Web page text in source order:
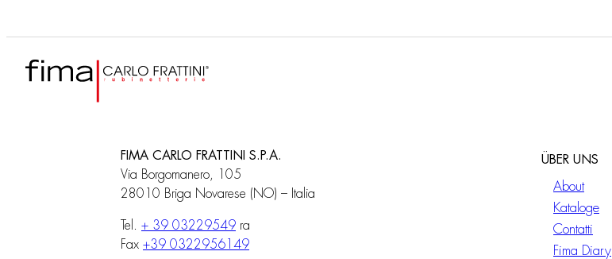
FIMA CARLO FRATTINI S.P.A.
Via Borgomanero, 105
28010 Briga Novarese (NO) – Italia
Tel. + 39 03229549 ra
Fax +39 0322956149
ÜBER UNS
About
Kataloge
Contatti
Fima Diary